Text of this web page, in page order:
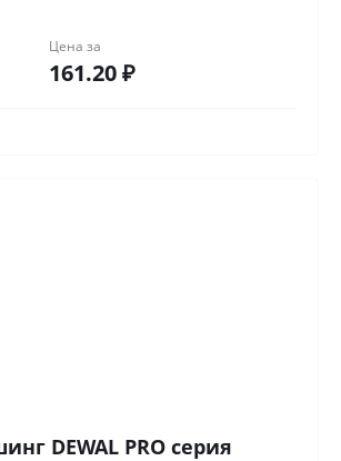
Цена за
161.20 ₽
DEWAL PRO серия